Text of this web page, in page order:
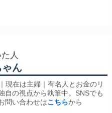
人
ん
現在は主婦｜有名人とお金のリ
自の視点から執筆中。SNSでも
問い合わせはこちらから